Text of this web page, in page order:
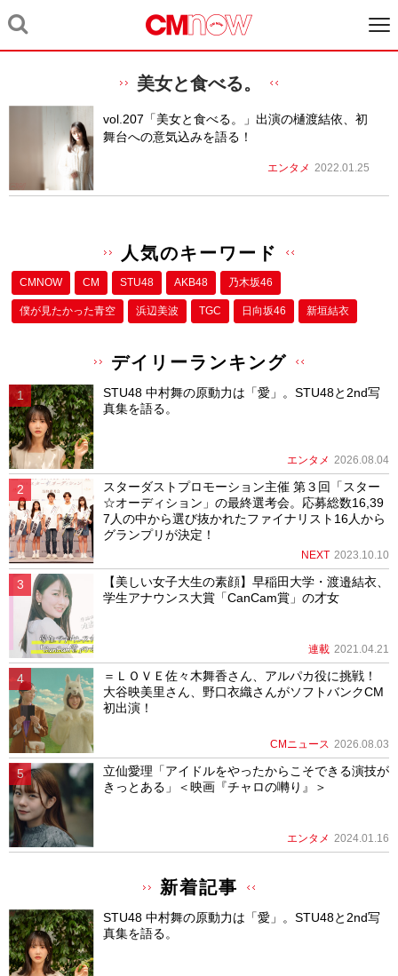
美女と食べる。
vol.207「美女と食べる。」出演の樋渡結依、初
舞台への意気込みを語る！
エンタメ 2022.01.25
人気のキーワード
CMNOW CM STU48 AKB48 乃木坂46
僕が⾒たかった⻘空 浜辺美波 TGC 日向坂46 新垣結衣
デイリーランキング
STU48 中村舞の原動力は「愛」。STU48と2nd写
真集を語る。
エンタメ 2026.08.04
スターダストプロモーション主催 第３回「スター
☆オーディション」の最終選考会。応募総数16,39
7人の中から選び抜かれたファイナリスト16人から
グランプリが決定！
NEXT 2023.10.10
【美しい女子大生の素顔】早稲田大学・渡邉結衣、
学生アナウンス大賞「CanCam賞」の才女
連載 2021.04.21
＝ＬＯＶＥ佐々木舞香さん、アルパカ役に挑戦！
大谷映美里さん、野口衣織さんがソフトバンクCM
初出演！
CMニュース 2026.08.03
立仙愛理「アイドルをやったからこそできる演技が
きっとある」＜映画『チャロの囀り』＞
エンタメ 2024.01.16
新着記事
STU48 中村舞の原動力は「愛」。STU48と2nd写
真集を語る。